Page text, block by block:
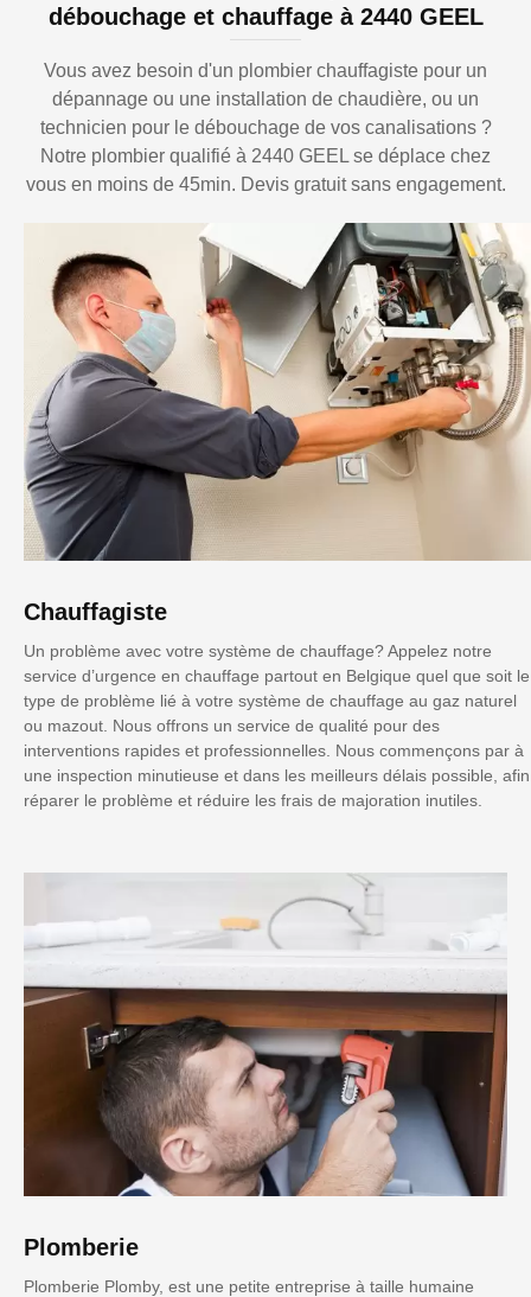
débouchage et chauffage à 2440 GEEL
Vous avez besoin d'un plombier chauffagiste pour un
dépannage ou une installation de chaudière, ou un
technicien pour le débouchage de vos canalisations ?
Notre plombier qualifié à 2440 GEEL se déplace chez
vous en moins de 45min. Devis gratuit sans engagement.
Chauffagiste
Un problème avec votre système de chauffage? Appelez notre
service d’urgence en chauffage partout en Belgique quel que soit le
type de problème lié à votre système de chauffage au gaz naturel
ou mazout. Nous offrons un service de qualité pour des
interventions rapides et professionnelles. Nous commençons par à
une inspection minutieuse et dans les meilleurs délais possible, afin
réparer le problème et réduire les frais de majoration inutiles.
Plomberie
Plomberie Plomby, est une petite entreprise à taille humaine